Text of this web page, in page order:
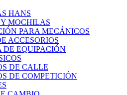
HANS
MOCHILAS
PARA MECÁNICOS
ACCESORIOS
DE EQUIPACIÓN
DE CALLE
DE COMPETICIÓN